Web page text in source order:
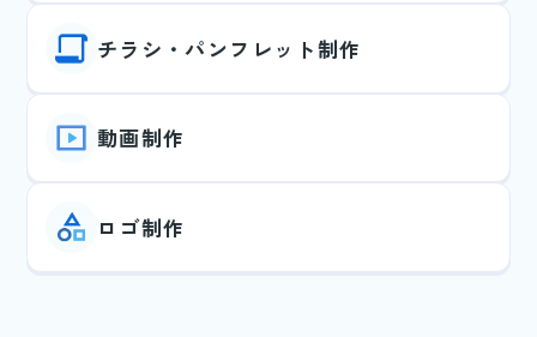
チラシ・パンフレット制作
動画制作
ロゴ制作